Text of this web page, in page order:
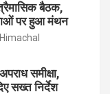
बैठक,
पर हुआ मंथन
समीक्षा,
सख्त निर्देश